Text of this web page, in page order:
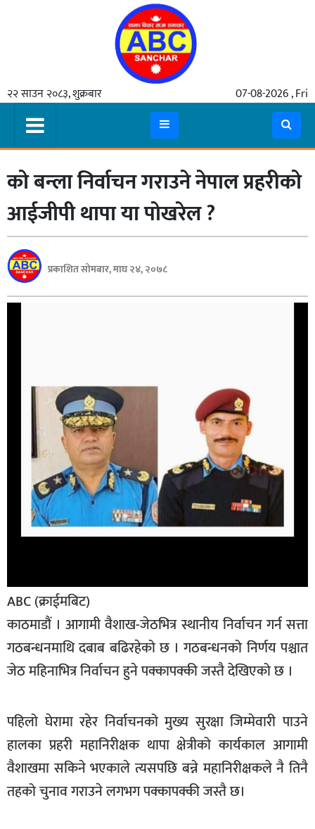
२२ साउन २०८३, शुक्रबार 07-08-2026 , Fri
समाचार
मुख्य
समाचार
कुटनीती
अर्थ
रसरङ्ग
यौन/
स्वास्थ्य
पत्रपत्रिका
खेलकुद
बिश्व
अचम्म
दुनिया
बिचार
जीवनशैली
साहित्य
सूचना-
प्रवधि
को बन्ला निर्वाचन गराउने नेपाल प्रहरीको
आईजीपी थापा या पोखरेल ?
प्रकाशित सोमबार, माघ २४, २०७८
ABC (क्राईमबिट)
काठमाडौं । आगामी वैशाख-जेठभित्र स्थानीय निर्वाचन गर्न सत्ता
गठबन्धनमाथि दबाब बढिरहेको छ । गठबन्धनको निर्णय पश्चात
जेठ महिनाभित्र निर्वाचन हुने पक्कापक्की जस्तै देखिएको छ ।
पहिलो घेरामा रहेर निर्वाचनको मुख्य सुरक्षा जिम्मेवारी पाउने
हालका प्रहरी महानिरीक्षक थापा क्षेत्रीको कार्यकाल आगामी
वैशाखमा सकिने भएकाले त्यसपछि बन्ने महानिरीक्षकले नै तिनै
तहको चुनाव गराउने लगभग पक्कापक्की जस्तै छ।